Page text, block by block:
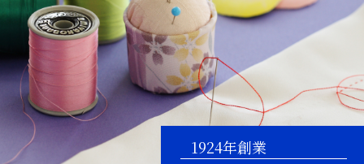
和裁教室
パッチワーク教室
お問い合わせ 1924年創業